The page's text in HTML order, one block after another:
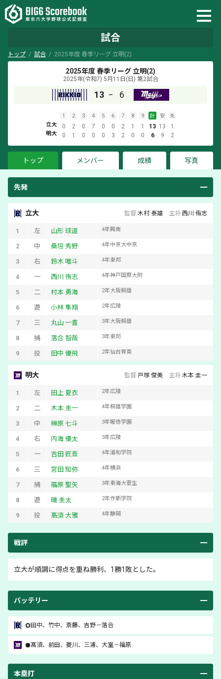
試合
トップ 試合 2025年度 春季リーグ 立明(2)
2025年度 春季リーグ 立明(2)
2025年(令和7) 5月11日(日) 第2試合
13 − 6
1 2 3 4 5 6 7 8 9 計 安 失
立大 0 2 0 7 0 0 2 1 1 13 13 1
明大 0 1 0 0 0 3 2 0 0 6 9 2
トップ メンバー 成績 写真
先発
立大 監督 木村 泰雄 主将 西川 侑志
1 左 山形 球道 4年興南
2 中 桑垣 秀野 4年中京大中京
3 右 鈴木 唯斗 4年東邦
4 一 西川 侑志 4年神戸国際大附
5 二 村本 勇海 2年大阪桐蔭
6 遊 小林 隼翔 2年広陵
7 三 丸山 一喜 3年大阪桐蔭
8 捕 落合 智哉 3年東邦
9 投 田中 優飛 2年仙台育英
明大 監督 戸塚 俊美 主将 木本 圭一
1 左 田上 夏衣 2年広陵
2 二 木本 圭一 4年桐蔭学園
3 中 榊原 七斗 3年報徳学園
4 右 内海 優太 3年広陵
5 一 吉田 匠吾 4年浦和学院
6 三 宮田 知弥 4年横浜
7 捕 福原 聖矢 3年東海大菅生
8 遊 磯 圭太 2年作新学院
9 投 髙須 大雅 4年静岡
戦評
立大が順調に得点を重ね勝利、1勝1敗とした。
バッテリー
田中、竹中、斎藤、吉野－落合
髙須、 前田 、菱川 、三浦、 大室－福原
本塁打